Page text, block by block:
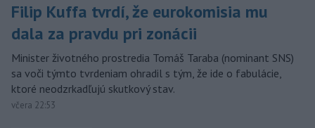
Filip Kuffa tvrdí, že eurokomisia mu
dala za pravdu pri zonácii
Minister životného prostredia Tomáš Taraba (nominant SNS)
sa voči týmto tvrdeniam ohradil s tým, že ide o fabulácie,
ktoré neodzrkadľujú skutkový stav.
včera 22:53